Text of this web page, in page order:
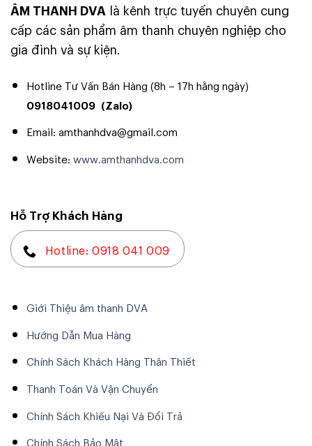
Chọn điện áp tụ bao nhiêu là phù hợp ?
Để an toàn và đạt độ bền cao bạn nên chọn điện áp tụ cao
hơn điện áp hoạt động trên mạch từ 5 đến 10 V. Nếu điện
lưới có tăng điện áp trên 220V thì mạch vẫn chịu đựng tốt.
=> V(DC) = 75×1,41 = 105,75V
=> chọn tụ nguồn 125V.
Ví dụ: điện áp ac trên biến áp là 80V
=> chọn tụ nguồn 125V.
ÂM THANH DVA là kênh trực tuyến chuyên cung
cấp các sản phẩm âm thanh chuyên nghiệp cho
gia đình và sự kiện.
Hotline Tư Vấn Bán Hàng (8h – 17h hằng ngày)
0918041009 (Zalo)
Email: amthanhdva@gmail.com
Website:www.amthanhdva.com
Hỗ Trợ Khách Hàng
Hotline: 0918 041 009
Giới Thiệu âm thanh DVA
Hướng Dẫn Mua Hàng
Chính Sách Khách Hàng Thân Thiết
Thanh Toán Và Vận Chuyển
Chính Sách Khiếu Nại Và Đổi Trả
Chính Sách Bảo Mật